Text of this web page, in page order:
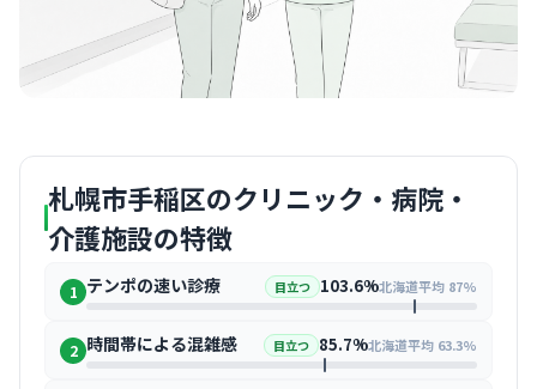
札幌市手稲区のクリニック・病院・
介護施設の特徴
1 テンポの速い診療 目立つ 103.6%北海道平均 87%
2 時間帯による混雑感 目立つ 85.7%北海道平均 63.3%